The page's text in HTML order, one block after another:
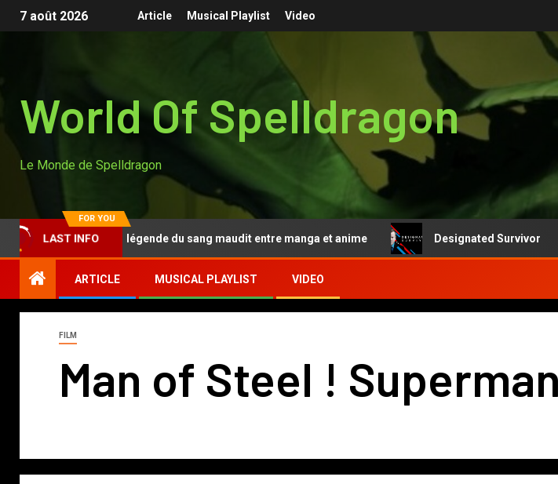
7 août 2026 Article Musical Playlist Video
World Of Spelldragon
Le Monde de Spelldragon
FOR YOU
LAST INFO
Tougen Anki, la légende du sang maudit entre manga et anime Designated Survivor
ARTICLE MUSICAL PLAYLIST VIDEO
FILM
Man of Steel !